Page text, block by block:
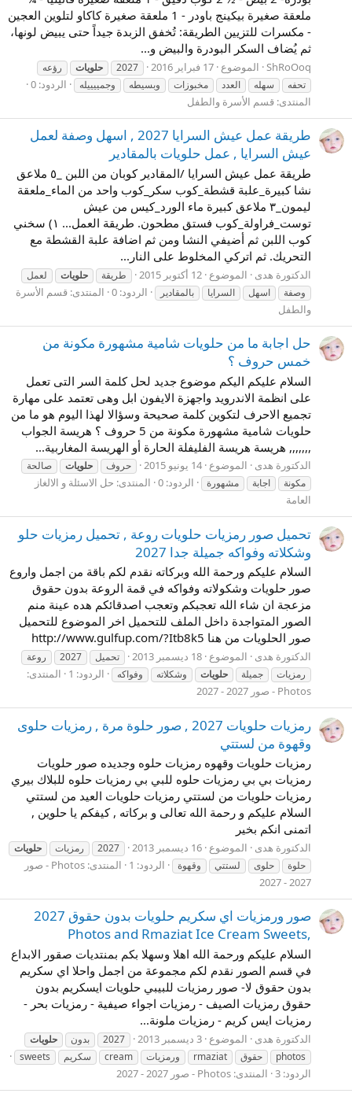
ملعقة صغيرة بيكينج باودر - 1 ملعقة صغيرة كاكاو لتلوين العجين
- مكسرات للتزيين الطريقة: تُخفق الزبدة جيداً حتى يبيض لونها،
ثم يُضاف السكر البودرة والبيض و...
ShRoOoq الموضوع 17 فبراير 2016 2027 حلويات
رؤعه
تحفه
سهله العدد مخبوزات وبسيطه وجمييييله
الردود: 0
المنتدى: قسم الأسرة والطفل
طريقة عمل عيش السرايا 2027 , اسهل وصفة لعمل
عيش السرايا , عمل حلويات بالمقادير
طريقة عمل عيش السرايا /المقادير كوبان من اللبن _٥ ملاعق
نشا كبيرة_علبة قشطة_كوب سكر_كوب واحد من الماء_ملعقة
ليمون_٣ ملاعق كبيرة ماء الورد_كيس من عيش
توست_فراولة_كوب فستق مطحون. طريقة العمل... ١) سخني
كوب اللبن ثم أضيفي النشا ومن ثم اضافة علبة القشطة مع
التحريك. ثم اتركي المخلوط على النار...
الدكتورة هدى الموضوع 12 أكتوبر 2015 طريقة حلويات
لعمل
وصفة
اسهل السرايا بالمقادير الردود: 0 المنتدى: قسم الأسرة
والطفل
حل اجابة ما من حلويات شامية مشهورة مكونة من
خمس حروف ؟
السلام عليكم اليكم موضوع جديد لحل كلمة السر التى تعمل
على انظمة الاندرويد واجهزة الايفون ابل وهى تعتمد على مهارة
تجميع الاحرف لتكوين كلمة صحيحة وسؤالا لهذا اليوم هو ما من
حلويات شامية مشهورة مكونة من 5 حروف ؟ هريسة الجواب
,,,,,,, هريسة هريسة الفليفلة الحارة أو الهريسة المغاربية...
الدكتورة هدى الموضوع 14 يونيو 2015 حروف حلويات
صالحة
مكونة
اجابة مشهورة الردود: 0 المنتدى: حل الاسئلة و الالغاز
العامة
تحميل صور رمزيات حلويات روعة , تحميل رمزيات حلو
وشكلاته وفواكه جميلة جدا 2027
السلام عليكم ورحمة الله وبركاته نقدم لكم باقة من اجمل واروع
صور حلويات وشكولاته وفواكه في قمة الروعة بدون حقوق
مزعجة ان شاء الله تعجبكم وتعجب اصدقائكم هده عينة منم
الصور المتواجدة داخل الملف للتحميل اخر الموضوع للتحميل
صور الحلويات من هنا http://www.gulfup.com/?Itb8k5
الدكتورة هدى الموضوع 18 ديسمبر 2013 تحميل 2027
روعة
رمزيات
جميلة حلويات وشكلاته وفواكه الردود: 1
المنتدى:
Photos - صور 2027 - 2027
رمزيات حلويات 2027 , صور حلوة مرة , رمزيات حلوى
وقهوة من لستتي
رمزيات حلويات وقهوه رمزيات حلوه وجديده صور حلويات
رمزيات بي بي رمزيات حلوه للبي بي رمزيات حلوه للبلاك بيري
رمزيات حلويات من لستتي رمزيات حلويات العيد من لستتي
السلام عليكم و رحمة الله تعالى و بركاته , كيفكم يا حلوين ,
اتمنى انكم بخير
الدكتورة هدى الموضوع 16 ديسمبر 2013 2027 رمزيات
حلويات
حلوة
حلوى لستتي وقهوة الردود: 1 المنتدى:
Photos - صور
2027 - 2027
صور ورمزيات اي سكريم حلويات بدون حقوق 2027
,Photos and Rmaziat Ice Cream Sweets
السلام عليكم ورحمة الله اهلا وسهلا بكم بمنتديات صقور الابداع
في قسم الصور نقدم لكم مجموعة من اجمل واحلا اي سكريم
بدون حقوق لا- صور رمزيات للبيبي حلويات ايسكريم بدون
حقوق رمزيات الصيف - رمزيات اجواء صيفية - رمزيات بحر -
رمزيات ايس كريم - رمزيات ملونة...
الدكتورة هدى الموضوع 3 ديسمبر 2013 2027 بدون
حلويات
photos
حقوق rmaziat ورمزيات cream سكريم sweets
الردود: 3 المنتدى: Photos - صور 2027 - 2027